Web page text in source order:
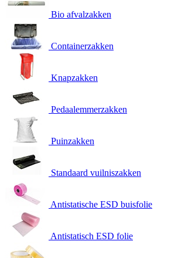
Bio afvalzakken
Containerzakken
Knapzakken
Pedaalemmerzakken
Puinzakken
Standaard vuilniszakken
Antistatische ESD buisfolie
Antistatisch ESD folie